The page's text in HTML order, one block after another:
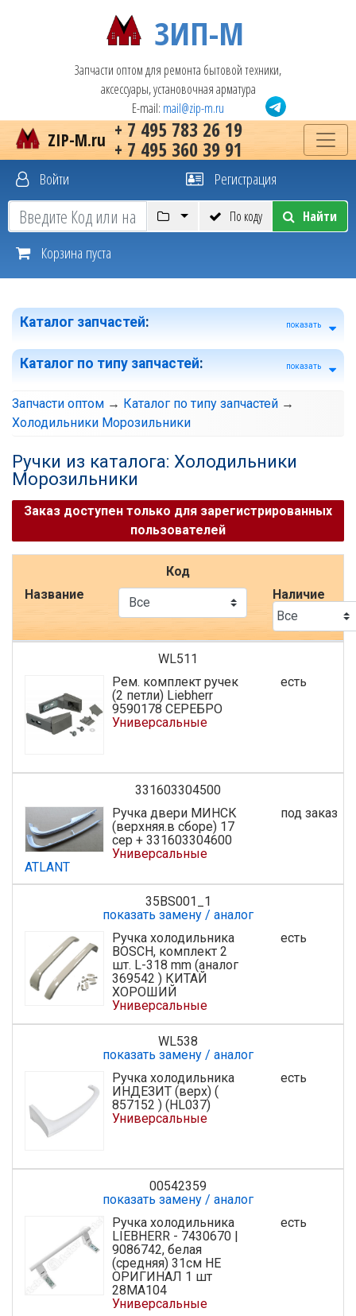
ЗИП-М
Запчасти оптом для ремонта бытовой техники,
аксессуары, установочная арматура
E-mail: mail@zip-m.ru
+ 7 495 783 26 19
+ 7 495 360 39 91
ZIP-M.ru
Войти Регистрация
По коду Найти
Корзина пуста
Каталог запчастей: показать
Каталог по типу запчастей: показать
Запчасти оптом → Каталог по типу запчастей →
Холодильники Морозильники
Ручки из каталога: Холодильники
Морозильники
Заказ доступен только для зарегистрированных
пользователей
Код
Название
Наличие
WL511
Рем. комплект ручек
(2 петли) Liebherr
9590178 СЕРЕБРО
Универсальные
есть
331603304500
Ручка двери МИНСК
(верхняя.в сборе) 17
сер + 331603304600
Универсальные
ATLANT
под заказ
35BS001_1
показать замену / аналог
Ручка холодильника
BOSCH, комплект 2
шт. L-318 mm (аналог
369542 ) КИТАЙ
ХОРОШИЙ
Универсальные
есть
WL538
показать замену / аналог
Ручка холодильника
ИНДЕЗИТ (верх) (
857152 ) (HL037)
Универсальные
есть
00542359
показать замену / аналог
Ручка холодильника
LIEBHERR - 7430670 |
9086742, белая
(средняя) 31см НЕ
ОРИГИНАЛ 1 шт
28MA104
Универсальные
есть